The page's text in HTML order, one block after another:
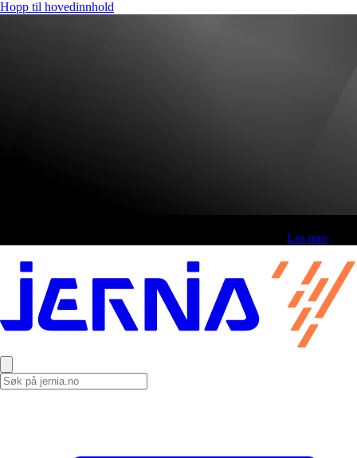
Hopp til hovedinnhold
Les mer